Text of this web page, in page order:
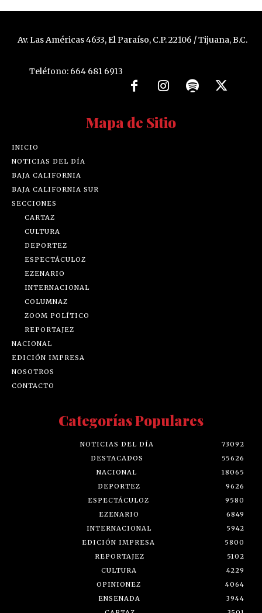
Av. Las Américas 4633, El Paraíso, C.P. 22106 / Tijuana, B.C.
Teléfono: 664 681 6913
Mapa de Sitio
INICIO
NOTICIAS DEL DÍA
BAJA CALIFORNIA
BAJA CALIFORNIA SUR
SECCIONES
CARTAZ
CULTURA
DEPORTEZ
ESPECTÁCULOZ
EZENARIO
INTERNACIONAL
COLUMNAZ
ZOOM POLÍTICO
REPORTAJEZ
NACIONAL
EDICIÓN IMPRESA
NOSOTROS
CONTACTO
Categorías Populares
NOTICIAS DEL DÍA
73092
DESTACADOS
55626
NACIONAL
18065
DEPORTEZ
9626
ESPECTÁCULOZ
9580
EZENARIO
6849
INTERNACIONAL
5942
EDICIÓN IMPRESA
5800
REPORTAJEZ
5102
CULTURA
4229
OPINIONEZ
4064
ENSENADA
3944